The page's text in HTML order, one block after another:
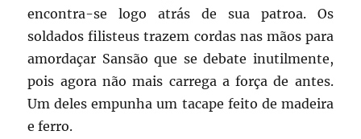
encontra-se logo atrás de sua patroa. Os
soldados filisteus trazem cordas nas mãos para
amordaçar Sansão que se debate inutilmente,
pois agora não mais carrega a força de antes.
Um deles empunha um tacape feito de madeira
e ferro.